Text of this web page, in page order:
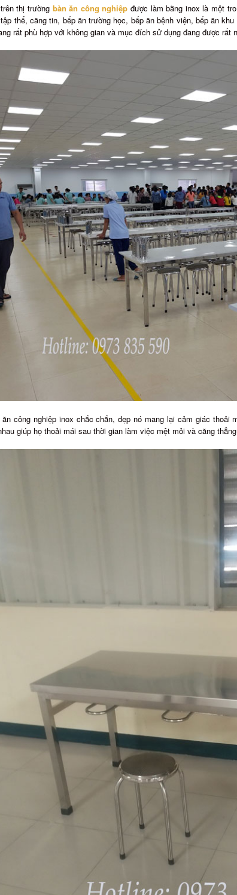
thị trường bàn ăn công nghiệp được làm bằng inox là một
thể, căng tin, bếp ăn trường học, bếp ăn bệnh viện, bếp ăn
rất phù hợp với không gian và mục đích sử dụng đang được rất
ăn công nghiệp inox chắc chắn, đẹp nó mang lại cảm giác
giúp họ thoải mái sau thời gian làm việc mệt mỏi và căng